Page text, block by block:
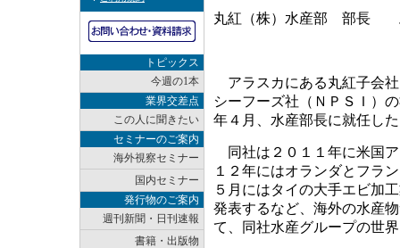
トピックス
今週の1本
業界交差点
この人に聞きたい
セミナーのご案内
海外視察セミナー
国内セミナー
発行物のご案内
週刊新聞・日刊速報
書籍・出版物
丸紅（株）水産部 部長
アラスカにある丸紅子会
シーフーズ社（ＮＰＳＩ）
年４月、水産部長に就任し
同社は２０１１年に米国
１２年にはオランダとフラ
５月にはタイの大手エビ加
発表するなど、海外の水産
て、同社水産グループの世